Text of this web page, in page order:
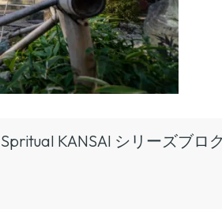
Spritual KANSAI シリーズブロ